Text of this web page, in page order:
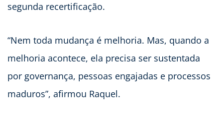
segunda recertificação.
“Nem toda mudança é melhoria. Mas, quando a
melhoria acontece, ela precisa ser sustentada
por governança, pessoas engajadas e processos
maduros”, afirmou Raquel.